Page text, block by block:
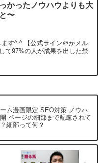
かったノウハウよりも大
〜
す^ ^ 【公式ライン＠かメル
て97%の人が成果を出した禁
ム漫画限定 SEO対策 ノウハ
ページの細部まで配慮されて
細部って何？